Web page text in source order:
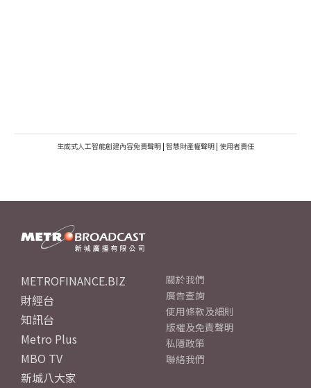
生成式人工智能創建內容免責聲明 | 智慧財產權聲明 | 使用者責任
METROFINANCE.BIZ
財經台
知訊台
Metro Plus
MBO TV
新城八大家
關於我們
廣告查詢
使用條款及細則
版權及免責聲明
私隱政策
聯絡我們